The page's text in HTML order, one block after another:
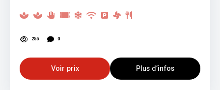
255 0
Voir prix Plus d’infos